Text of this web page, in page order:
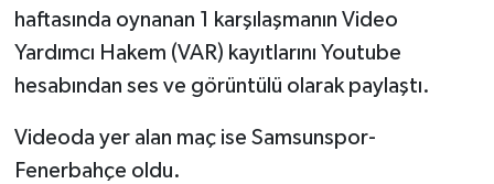
haftasında oynanan 1 karşılaşmanın Video
Yardımcı Hakem (VAR) kayıtlarını Youtube
hesabından ses ve görüntülü olarak paylaştı.
Videoda yer alan maç ise Samsunspor-
Fenerbahçe oldu.